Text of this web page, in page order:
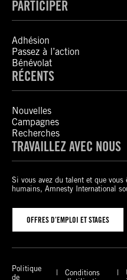
PARTICIPER
Adhésion
Passez à l’action
Bénévolat
RÉCENTS
Nouvelles
Campagnes
Recherches
TRAVAILLEZ AVEC NOUS
Si vous avez du talent et que vous
humains, Amnesty International
OFFRES D’EMPLOI ET STAGES
Politique
de
Conditions